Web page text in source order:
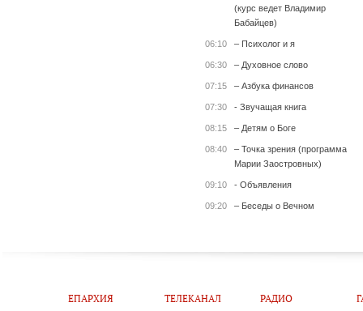
(курс ведет Владимир
Бабайцев)
06:10 – Психолог и я
06:30 – Духовное слово
07:15 – Азбука финансов
07:30 - Звучащая книга
08:15 – Детям о Боге
08:40
– Точка зрения (программа
Марии Заостровных)
09:10 - Объявления
09:20 – Беседы о Вечном
ЕПАРХИЯ
ТЕЛЕКАНАЛ
РАДИО